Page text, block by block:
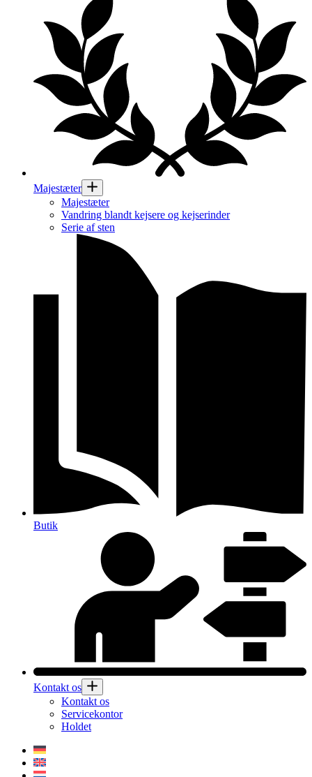
Majestæter
Majestæter
Vandring blandt kejsere og kejserinder
Serie af sten
Butik
Kontakt os
Kontakt os
Servicekontor
Holdet